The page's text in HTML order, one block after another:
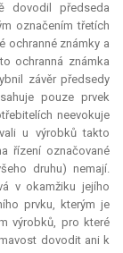
dovodil předseda
označením třetích
ochranné známky a
ochranná známka
závěr předsedy
pouze prvek
neevokuje
u výrobků takto
řízení označované
druhu) nemají.
v okamžiku jejího
prvku, kterým je
výrobků, pro které
dovodit ani k